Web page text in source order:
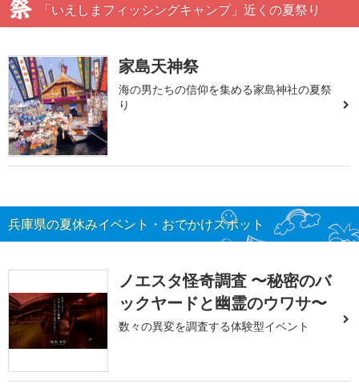
「いえしまフィッシングキャンプ」近くの夏祭り
家島天神祭
海の男たちの信仰を集める家島神社の夏祭
り
兵庫県の夏休みイベント・おでかけスポット
ノエスタ怪奇調査 〜秘密のバ
ックヤードと幽霊のウワサ〜
数々の異変を調査する体験型イベント